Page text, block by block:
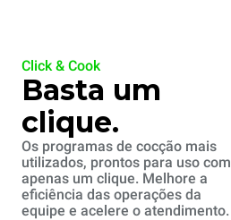
Click & Cook
Basta um
clique.
Os programas de cocção mais
utilizados, prontos para uso com
apenas um clique. Melhore a
eficiência das operações da
equipe e acelere o atendimento.